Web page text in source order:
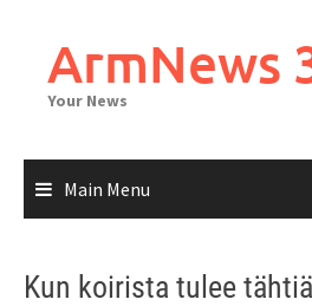
contentArmNews
Your News
Main Menu
Kun koirista tulee